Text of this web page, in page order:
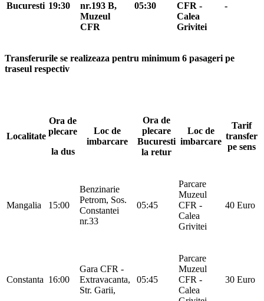
Bucuresti 19:30
nr.193 B,
Muzeul
CFR
05:30
CFR -
Calea
Grivitei
-
Transferurile se realizeaza pentru minimum 6 pasageri pe
traseul respectiv
Localitate
Ora de
plecare
la dus
Loc de
imbarcare
Ora de
plecare
Bucuresti
la retur
Loc de
imbarcare
Tarif
transfer
pe sens
Mangalia 15:00
Benzinarie
Petrom, Sos.
Constantei
nr.33
05:45
Parcare
Muzeul
CFR -
Calea
Grivitei
40 Euro
Constanta 16:00
Gara CFR -
Extravacanta,
Str. Garii,
05:45
Parcare
Muzeul
CFR -
Calea
30 Euro